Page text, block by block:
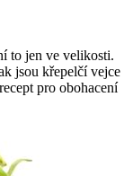
to jen ve velikosti.
jsou křepelčí vejce
pro obohacení